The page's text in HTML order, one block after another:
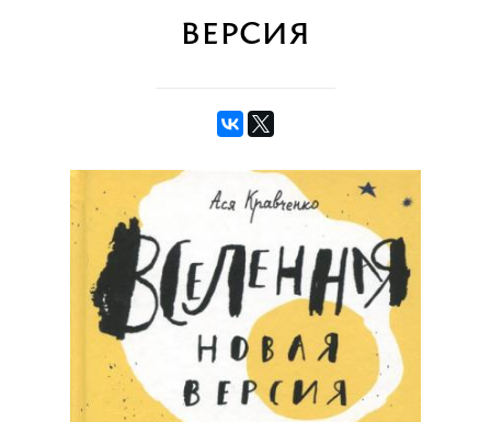
версия